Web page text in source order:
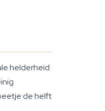
helderheid
de helft